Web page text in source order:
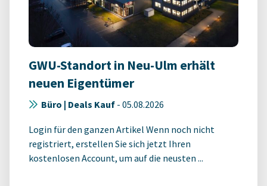
GWU-Standort in Neu-Ulm erhält
neuen Eigentümer
Büro | Deals Kauf - 05.08.2026
Login für den ganzen Artikel Wenn noch nicht
registriert, erstellen Sie sich jetzt Ihren
kostenlosen Account, um auf die neusten ...